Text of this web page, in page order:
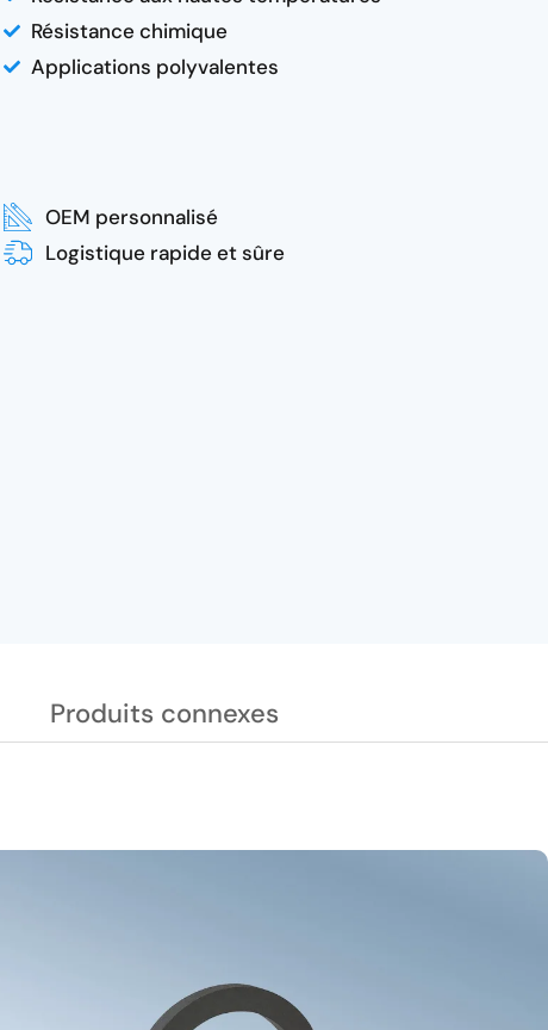
Résistance chimique
Applications polyvalentes
OEM personnalisé
Logistique rapide et sûre
Produits connexes